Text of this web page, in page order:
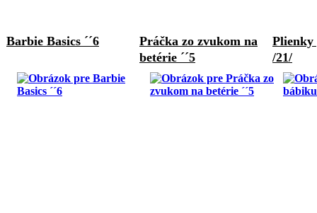
Barbie Basics ´´6
Práčka zo zvukom na
betérie ´´5
Plienky
/21/